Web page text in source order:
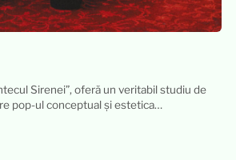
Sirenei”, oferă un veritabil studiu de
pop-ul conceptual și estetica…